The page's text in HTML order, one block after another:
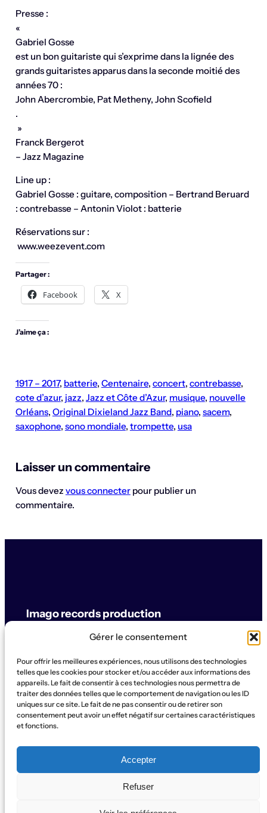
Gérer le consentement
Pour offrir les meilleures expériences, nous utilisons des technologies
telles que les cookies pour stocker et/ou accéder aux informations des
appareils. Le fait de consentir à ces technologies nous permettra de
traiter des données telles que le comportement de navigation ou les ID
uniques sur ce site. Le fait de ne pas consentir ou de retirer son
consentement peut avoir un effet négatif sur certaines caractéristiques
et fonctions.
Accepter
Refuser
Presse :
«
Gabriel Gosse
est un bon guitariste qui s’exprime dans la lignée des
grands guitaristes apparus dans la seconde moitié des
années 70 :
John Abercrombie, Pat Metheny, John Scofield
.
»
Franck Bergerot
– Jazz Magazine
Line up :
Gabriel Gosse : guitare, composition – Bertrand Beruard
: contrebasse – Antonin Violot : batterie
Réservations sur :
www.weezevent.com
Partager :
Facebook X
J’aime ça :
1917 – 2017, batterie, Centenaire, concert, contrebasse
cote d’azur, jazz, Jazz et Côte d’Azur, musique, nouvelle
Orléans, Original Dixieland Jazz Band, piano, sacem
saxophone, sono mondiale, trompette, usa
Laisser un commentaire
Vous devez vous connecterpour publier un
commentaire.
Imago records production
© Imago records production
SUPPORT
ArtistesConcertsLabelProductionBoutiqueLa Ruche
ContactQui sommes-nous?
SOCIAL
Instagram
WhatsApp
Facebook
YouTube